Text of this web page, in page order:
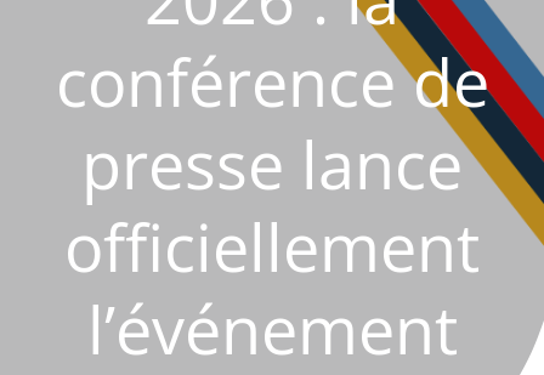
conférence de
presse lance
officiellement
l’événement